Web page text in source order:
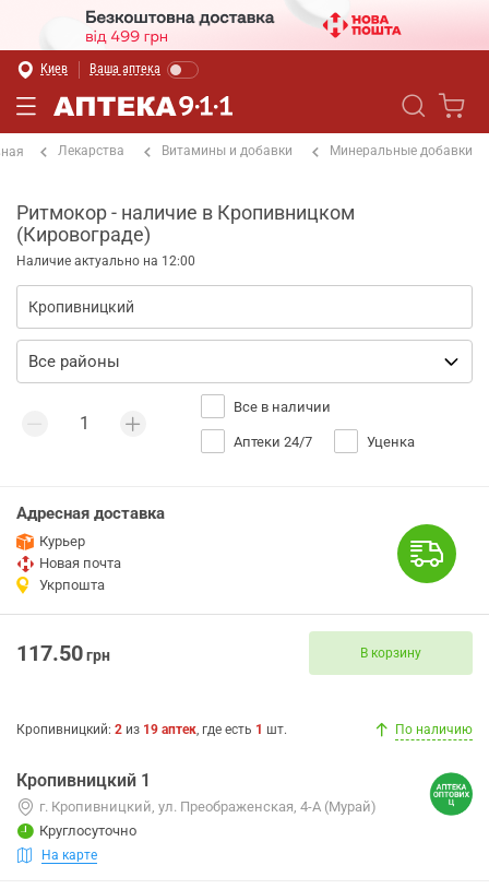
Киев Ваша аптека
Лекарства Витамины и добавки Минеральные добавки
Ритмокор - наличие в Кропивницком
(Кировограде)
Наличие актуально на 12:00
Все в наличии
Аптеки 24/7 Уценка
Адресная доставка
Курьер
Новая почта
Укрпошта
117.50грн В корзину
Кропивницкий: 2 из 19 аптек, где есть 1 шт. По наличию
Кропивницкий 1
г. Кропивницкий, ул. Преображенская, 4-А (Мурай)
Круглосуточно
На карте